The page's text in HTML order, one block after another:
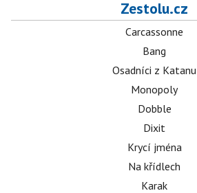
Zestolu.cz
Carcassonne
Bang
Osadníci z Katanu
Monopoly
Dobble
Dixit
Krycí jména
Na křídlech
Karak